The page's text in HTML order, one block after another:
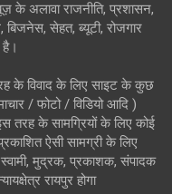
के अलावा राजनीति, प्रशासन,
सेहत, ब्यूटी, रोजगार
के विवाद के लिए साइट के कुछ
/ फोटो / विडियो आदि )
तरह के सामग्रियों के लिए कोई
ऐसी सामग्री के लिए
स्वामी, मुद्रक, प्रकाशक, संपादक
रायपुर होगा